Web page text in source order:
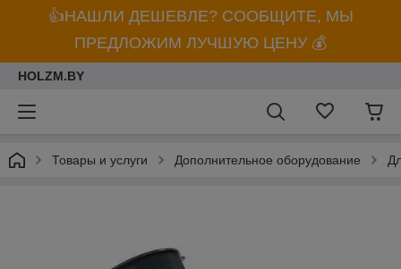
👍НАШЛИ ДЕШЕВЛЕ? СООБЩИТЕ, МЫ
ПРЕДЛОЖИМ ЛУЧШУЮ ЦЕНУ 💰
HOLZM.BY
Товары и услуги Дополнительное оборудование